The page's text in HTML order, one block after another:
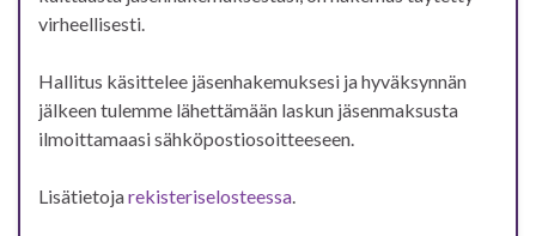
virheellisesti.
Hallitus käsittelee jäsenhakemuksesi ja hyväksynnän
jälkeen tulemme lähettämään laskun jäsenmaksusta
ilmoittamaasi sähköpostiosoitteeseen.
Lisätietojarekisteriselosteessa.